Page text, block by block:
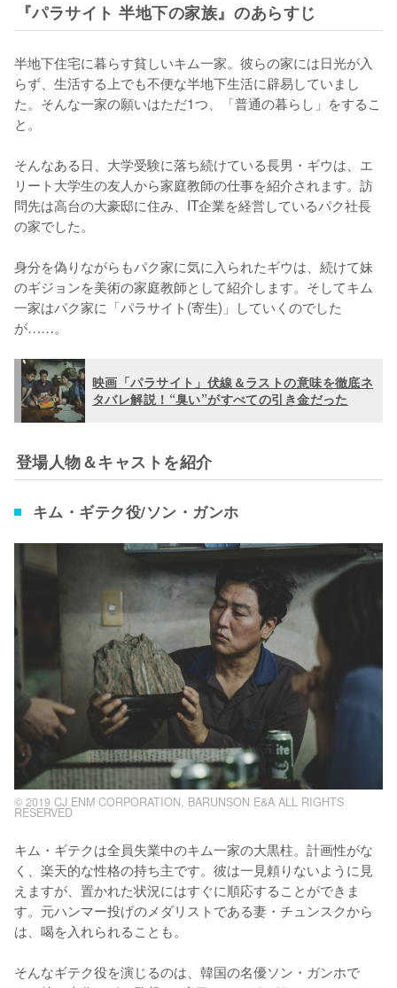
『パラサイト 半地下の家族』のあらすじ
半地下住宅に暮らす貧しいキム一家。彼らの家には日光が入
らず、生活する上でも不便な半地下生活に辟易していまし
た。そんな一家の願いはただ1つ、「普通の暮らし」をするこ
と。
そんなある日、大学受験に落ち続けている長男・ギウは、エ
リート大学生の友人から家庭教師の仕事を紹介されます。訪
問先は高台の大豪邸に住み、IT企業を経営しているパク社長
の家でした。
身分を偽りながらもパク家に気に入られたギウは、続けて妹
のギジョンを美術の家庭教師として紹介します。そしてキム
一家はパク家に「パラサイト(寄生)」していくのでした
が……。
映画「パラサイト」伏線＆ラストの意味を徹底ネ
タバレ解説！“臭い”がすべての引き金だった
登場人物＆キャストを紹介
キム・ギテク役/ソン・ガンホ
© 2019 CJ ENM CORPORATION, BARUNSON E&A ALL RIGHTS
RESERVED
キム・ギテクは全員失業中のキム一家の大黒柱。計画性がな
く、楽天的な性格の持ち主です。彼は一見頼りないように見
えますが、置かれた状況にはすぐに順応することができま
す。元ハンマー投げのメダリストである妻・チュンスクから
は、喝を入れられることも。
そんなギテク役を演じるのは、韓国の名優ソン・ガンホで